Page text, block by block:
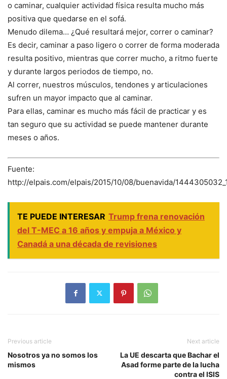
o caminar, cualquier actividad física resulta mucho más
positiva que quedarse en el sofá.
Menudo dilema… ¿Qué resultará mejor, correr o caminar?
Es decir, caminar a paso ligero o correr de forma moderada
resulta positivo, mientras que correr mucho, a ritmo fuerte
y durante largos periodos de tiempo, no.
Al correr, nuestros músculos, tendones y articulaciones
sufren un mayor impacto que al caminar.
Para ellas, caminar es mucho más fácil de practicar y es
tan seguro que su actividad se puede mantener durante
meses o años.
Fuente:
http://elpais.com/elpais/2015/10/08/buenavida/
TE PUEDE INTERESAR Trump frena renovación
del T-MEC a 16 años y empuja a México y
Canadá a una década de revisiones
Previous article
Nosotros ya no somos los
mismos
Next article
La UE descarta que Bachar el
Asad forme parte de la lucha
contra el ISIS